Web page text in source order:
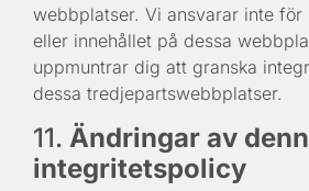
webbplatser. Vi ansvarar inte för
eller innehållet på dessa
uppmuntrar dig att granska
dessa tredjepartswebbplatser.
11. Ändringar av
integritetspolicy